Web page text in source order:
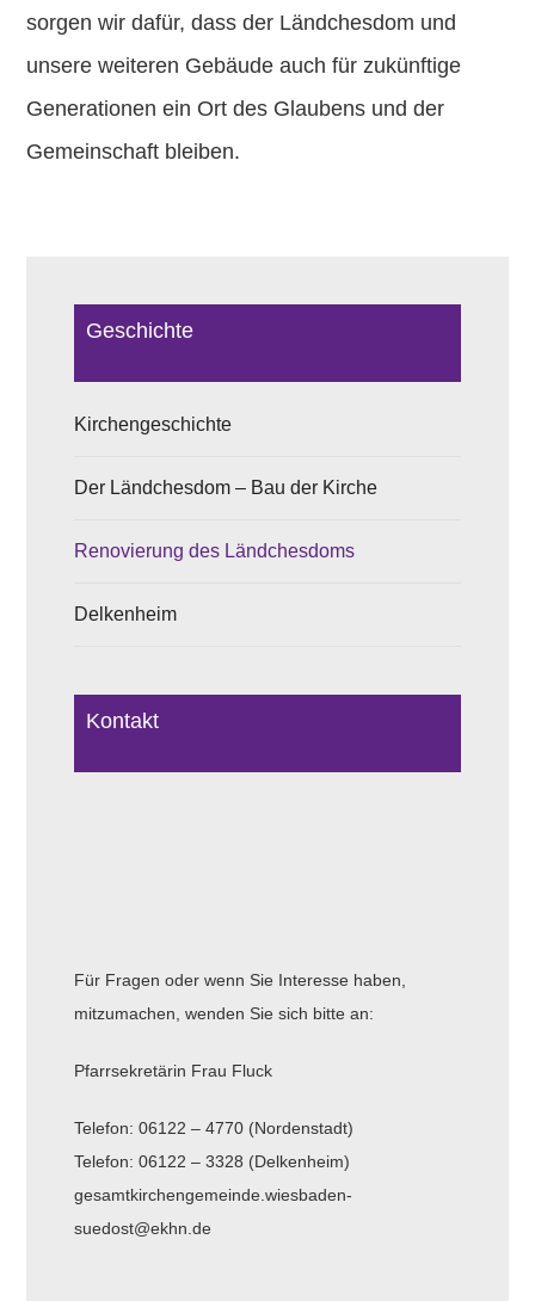
Geschichte
Kirchengeschichte
Der Ländchesdom – Bau der Kirche
Renovierung des Ländchesdoms
Delkenheim
Kontakt
Für Fragen oder wenn Sie Interesse haben,
mitzumachen, wenden Sie sich bitte an:
Pfarrsekretärin Frau Fluck
Telefon: 06122 – 4770 (Nordenstadt)
Telefon: 06122 – 3328 (Delkenheim)
gesamtkirchengemeinde.wiesbaden-
suedost@ekhn.de
sorgen wir dafür, dass der Ländchesdom und
unsere weiteren Gebäude auch für zukünftige
Generationen ein Ort des Glaubens und der
Gemeinschaft bleiben.